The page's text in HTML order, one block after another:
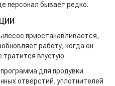
персонал бывает редко.
приостанавливается,
работу, когда он
тратится впустую.
для продувки
отверстий, уплотнителей